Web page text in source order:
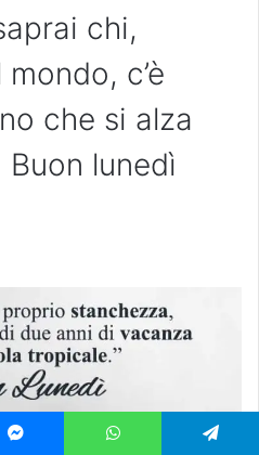
chi,
c’è
che si alza
lunedì